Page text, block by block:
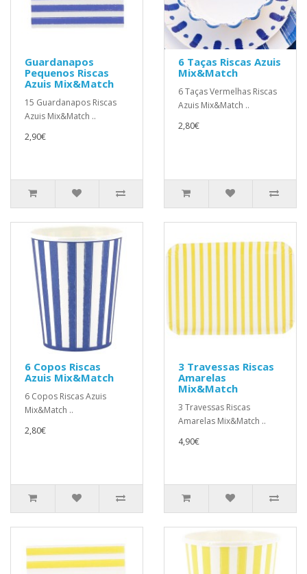
Guardanapos
Pequenos Riscas
Azuis Mix&Match
15 Guardanapos Riscas
Azuis Mix&Match ..
2,90€
6 Taças Riscas Azuis
Mix&Match
6 Taças Vermelhas Riscas
Azuis Mix&Match ..
2,80€
6 Copos Riscas
Azuis Mix&Match
6 Copos Riscas Azuis
Mix&Match ..
2,80€
3 Travessas Riscas
Amarelas
Mix&Match
3 Travessas Riscas
Amarelas Mix&Match ..
4,90€